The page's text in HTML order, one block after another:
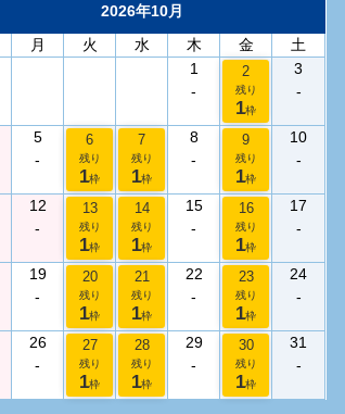
2026年10月
月 火 水 木 金
土
1
-
2
残り
1枠
3
-
5
-
6
残り
1枠
7
残り
1枠
8
-
9
残り
1枠
10
-
12
-
13
残り
1枠
14
残り
1枠
15
-
16
残り
1枠
17
-
19
-
20
残り
1枠
21
残り
1枠
22
-
23
残り
1枠
24
-
26
-
27
残り
1枠
28
残り
1枠
29
-
30
残り
1枠
31
-